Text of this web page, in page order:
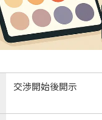
交渉開始後開示